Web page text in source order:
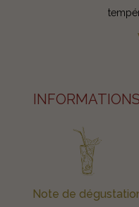
Note de